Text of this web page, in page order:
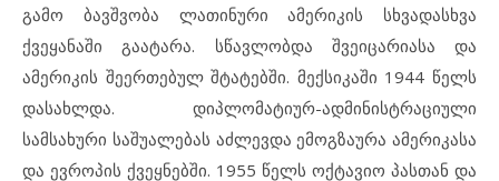
გამო ბავშვობა ლათინური ამერიკის სხვადასხვა
ქვეყანაში გაატარა. სწავლობდა შვეიცარიასა და
ამერიკის შეერთებულ შტატებში. მექსიკაში 1944 წელს
დასახლდა. დიპლომატიურ-ადმინისტრაციული
სამსახური საშუალებას აძლევდა ემოგზაურა ამერიკასა
და ევროპის ქვეყნებში. 1955 წელს ოქტავიო პასთან და